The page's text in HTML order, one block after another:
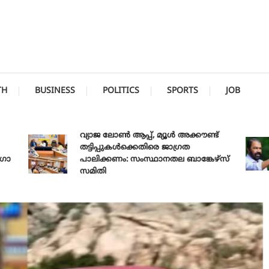
BUSINESS POLITICS SPORTS JOB
വ്യാജ ലോൺ ആപ്പ്, മ്യൂൾ അക്കൗണ്ട്
തട്ടിപ്പുകൾക്കെതിരെ ജാ​ഗ്രത
പാലിക്കണം: സംസ്ഥാനതല ബാങ്കേഴ്സ്
സമിതി